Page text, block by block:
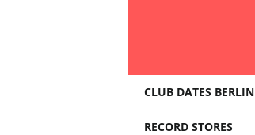
CLUB DATES BERLIN
RECORD STORES